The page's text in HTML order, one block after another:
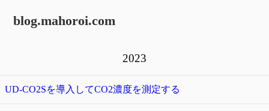
blog.mahoroi.com
2023
UD-CO2Sを導入してCO2濃度を測定する